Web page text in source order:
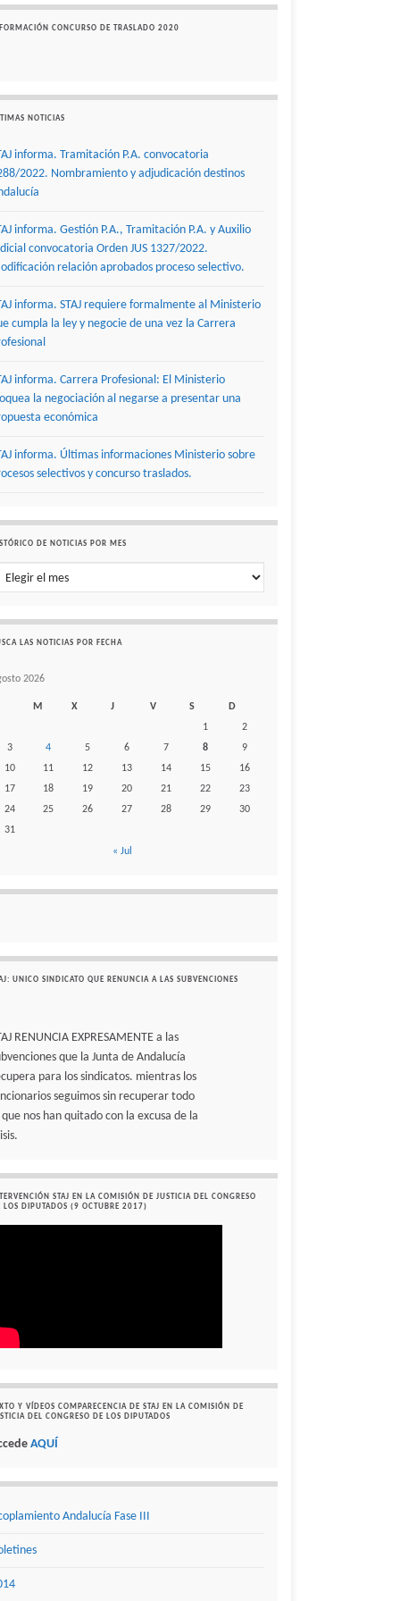
CONCURSO DE TRASLADO 2020
NOTICIAS
informa. Tramitación P.A. convocatoria
2022. Nombramiento y adjudicación destinos
informa. Gestión P.A., Tramitación P.A. y Auxilio
convocatoria Orden JUS 1327/2022.
relación aprobados proceso selectivo.
informa. STAJ requiere formalmente al Ministerio
cumpla la ley y negocie de una vez la Carrera
informa. Carrera Profesional: El Ministerio
la negociación al negarse a presentar una
económica
informa. Últimas informaciones Ministerio sobre
selectivos y concurso traslados.
DE NOTICIAS POR MES
de noticias por mes
LAS NOTICIAS POR FECHA
2026
M X J V S
D
1
2
3
4 5 6 7 8
9
10
11 12 13 14 15
16
17
18 19 20 21 22
23
24
25 26 27 28 29
30
31
« Jul
UNICO SINDICATO QUE RENUNCIA A LAS SUBVENCIONES
RENUNCIA EXPRESAMENTE a las
que la Junta de Andalucía
para los sindicatos. mientras los
seguimos sin recuperar todo
que nos han quitado con la excusa de la
STAJ EN LA COMISIÓN DE JUSTICIA DEL CONGRESO
LOS DIPUTADOS (9 OCTUBRE 2017)
Y VÍDEOS COMPARECENCIA DE STAJ EN LA COMISIÓN DE
DEL CONGRESO DE LOS DIPUTADOS
AQUÍ
Andalucía Fase III